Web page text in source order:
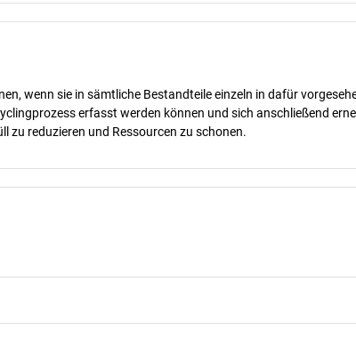
wenn sie in sämtliche Bestandteile einzeln in dafür
erfasst werden können und sich anschließend
zu reduzieren und Ressourcen zu schonen.